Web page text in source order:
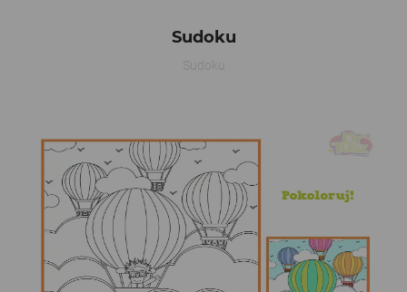
Sudoku
Sudoku